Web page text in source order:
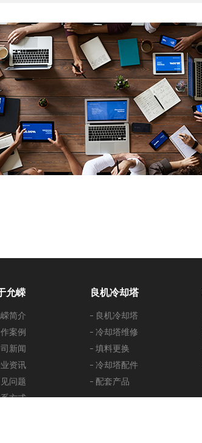
允嵘
简介
案例
新闻
资讯
问题
方式
良机冷却塔
良机冷却塔
冷却塔维修
填料更换
冷却塔配件
配套产品